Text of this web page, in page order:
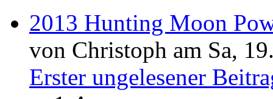
2013 Hunting Moon
von Christoph am Sa,
Erster ungelesener